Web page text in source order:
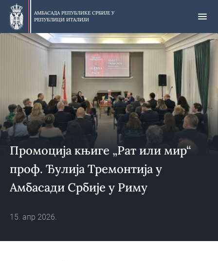
Прескочи
главни
део
АМБАСАДА РЕПУБЛИКЕ СРБИЈЕ У
РЕПУБЛИЦИ ИТАЛИЈИ
Промоција књиге „Рат или мир“
проф. Ђулија Тремонтија у
Амбасади Србије у Риму
15. апр 2026.